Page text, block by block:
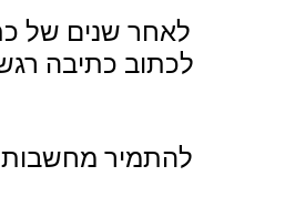
לאחר שנים של
לכתוב כתיבה
להתמיר מחשבות